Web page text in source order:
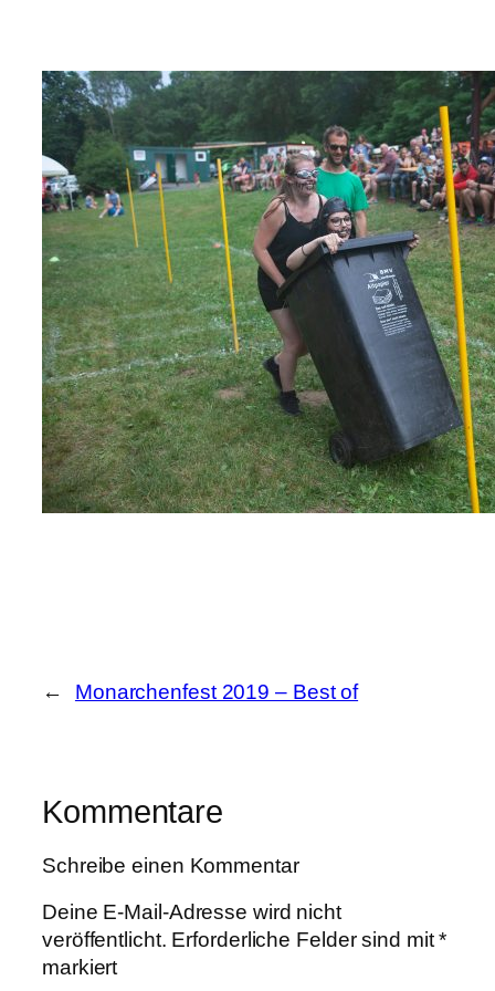
← Monarchenfest 2019 – Best of
Kommentare
Schreibe einen Kommentar
Deine E-Mail-Adresse wird nicht
veröffentlicht. Erforderliche Felder sind mit*
markiert